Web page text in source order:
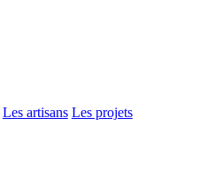
Les artisans Les projets